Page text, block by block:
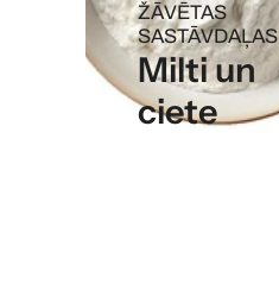
ŽĀVĒTAS
SASTĀVDAĻAS
Milti un
ciete